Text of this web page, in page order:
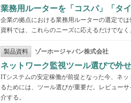
業務用ルーターを「コスパ」「タ
企業の拠点における業務用ルーターの選定で
資料では、これらのニーズに応えるだけでな
製品資料 ゾーホージャパン株式会社
ネットワーク監視ツール選びで外
ITシステムの安定稼働が前提となった今、ネ
るためには、ツール選びが重要だ。レビュー
介する。